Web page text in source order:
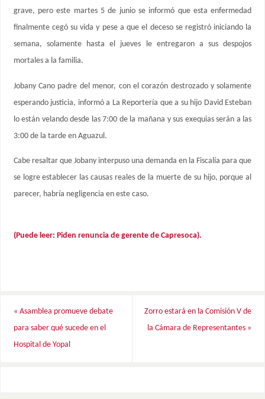
grave, pero este martes 5 de junio se informó que esta enfermedad
finalmente cegó su vida y pese a que el deceso se registró iniciando la
semana, solamente hasta el jueves le entregaron a sus despojos
mortales a la familia.
Jobany Cano padre del menor, con el corazón destrozado y solamente
esperando justicia, informó a La Reportería que a su hijo David Esteban
lo están velando desde las 7:00 de la mañana y sus exequias serán a las
3:00 de la tarde en Aguazul.
Cabe resaltar que Jobany interpuso una demanda en la Fiscalía para que
se logre establecer las causas reales de la muerte de su hijo, porque al
parecer, habría negligencia en este caso.
(Puede leer: Piden renuncia de gerente de Capresoca).
« Asamblea promueve debate
para saber qué sucede en el
Hospital de Yopal
Zorro estará en la Comisión V de
la Cámara de Representantes »